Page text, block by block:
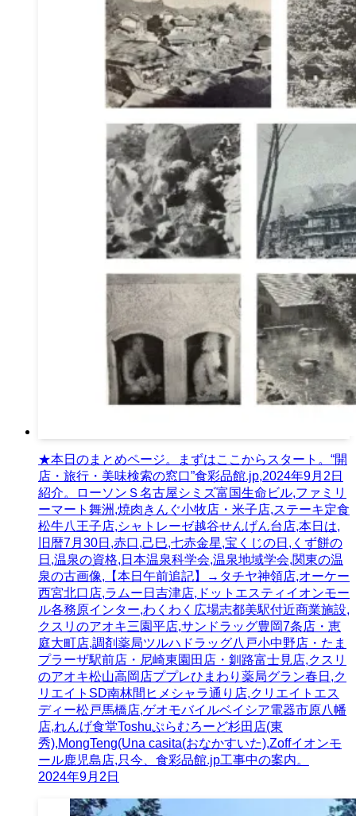
★本日のまとめページ。まずはここからスタート。“開
店・旅行・美味検索の窓口”食彩品館.jp,2024年9月2日
紹介。ローソンＳ名古屋シミズ富国生命ビル,ファミリ
ーマート舞洲,焼肉きんぐ小牧店・米子店,ステーキ定食
松牛八王子店,シャトレーゼ越谷せんげん台店,本日は,
旧暦7月30日,赤口,己巳,七赤金星,宝くじの日,くず餅の
日,温泉の資格,日本温泉科学会,温泉地域学会,関東の温
泉の古画像,【本日午前追記】→タチヤ神領店,オーケー
西宮北口店,ラムー日吉津店,ドットエスティイオンモー
ル各務原インター,わくわく広場志都美駅付近商業施設,
クスリのアオキ三園平店,サンドラッグ豊岡7条店・恵
庭大町店,調剤薬局ツルハドラッグ八戸小中野店・たま
プラーザ駅前店・尼崎東園田店・釧路富士見店,クスリ
のアオキ松山高岡店ププレひまわり薬局グラン春日,ク
リエイトSD南林間ヒメシャラ通り店,クリエイトエス
ディー松戸馬橋店,ゲオモバイルベイシア電器市原八幡
店,れんげ食堂Toshuぷらむろーど杉田店(東
秀),MongTeng(Una casita(おなかすいた),Zoffイオンモ
ール鹿児島店,只今、食彩品館.jp工事中の案内。
2024年9月2日